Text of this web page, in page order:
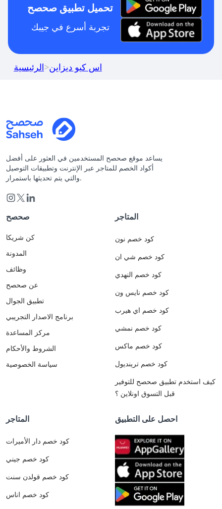
تحميل تطبيق صحصح
تجربة أسرع في جيبك
الرئيسية>اس كيو ديزاين
يساعد موقع صحصح المستخدمين في العثور على أفضل
أكواد الخصم للمتاجر عبر الإنترنت وتطبيقات التوصيل
والتي يتم تحديثها باستمرار.
صحصح
كن شريكا
المدونة
وظائف
عن صحصح
تطبيق الجوال
برنامج الاصدار التجريبي
مركز المساعدة
الشروط والأحكام
سياسة الخصوصية
المتاجر
كود خصم نون
كود خصم شي ان
كود خصم النهدي
كود خصم نايس ون
كود خصم اي هيرب
كود خصم نمشي
كود خصم ماكس
كود خصم ترينديول
كيف استخدم تطبيق صحصح للتوفير
قبل التسوق اونلاين ؟
المتاجر
كود خصم دار الأميرات
كود خصم جيني
كود خصم قولدن سنت
كود خصم اناس
احصل على التطبيق